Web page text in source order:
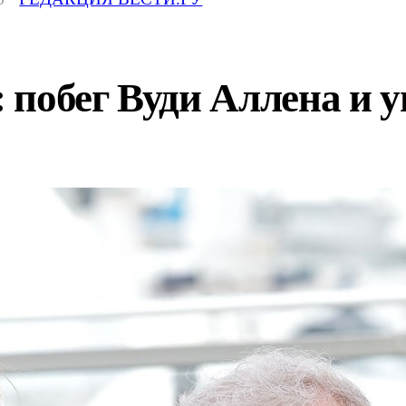
Вуди Аллена и